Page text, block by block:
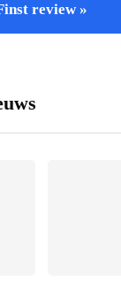
review »